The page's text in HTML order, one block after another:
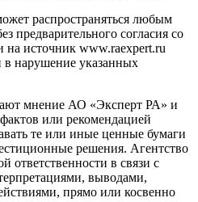
распространяться любым
предварительного согласия со
на источник www.raexpert.ru
нарушение указанных
мнение АО «Эксперт РА» и
или рекомендацией
те или иные ценные бумаги
решения. Агентство
ответственности в связи с
выводами,
прямо или косвенно